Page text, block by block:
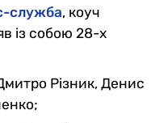
служба, коуч
із собою 28-х
Різник, Денис